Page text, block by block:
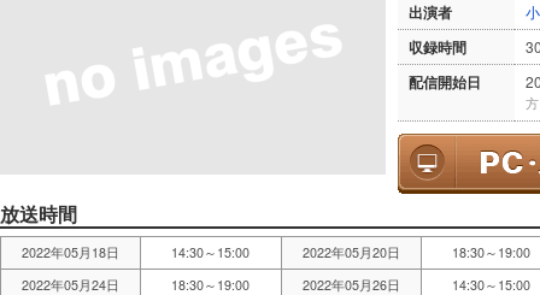
出演者
収録時間
配信開始日
方
放送時間
2022年05月18日 14:30～15:00 2022年05月20日
18:30～19:00
2022年05月24日
18:30～19:00 2022年05月26日 14:30～15:00